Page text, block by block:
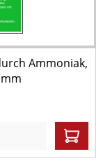
Ammoniak,